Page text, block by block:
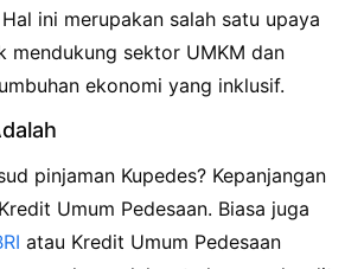
ini merupakan salah satu upaya
mendukung sektor UMKM dan
ekonomi yang inklusif.
pinjaman Kupedes? Kepanjangan
Umum Pedesaan. Biasa juga
atau Kredit Umum Pedesaan